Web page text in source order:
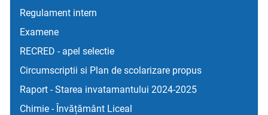
Regulament intern
Examene
RECRED - apel selectie
Circumscriptii si Plan de scolarizare propus
Raport - Starea invatamantului 2024-2025
Chimie - Învățământ Liceal